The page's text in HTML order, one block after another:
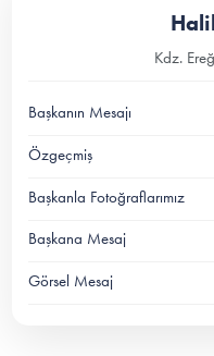
Kdz.
Başkanın Mesajı
Özgeçmiş
Başkanla Fotoğraflarımız
Başkana Mesaj
Görsel Mesaj